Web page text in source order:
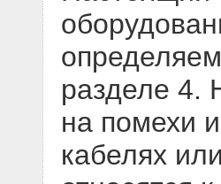
разделе 4.
на помехи
кабелях